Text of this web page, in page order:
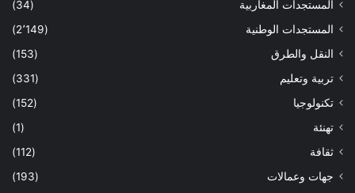
المستجدات المغاربية
(34)
المستجدات الوطنية
(2٬149)
النقل والطرق
(153)
تربية وتعليم
(331)
تكنولوجيا
(152)
تهنئة
(1)
ثقافة
(112)
جهات وعمالات
(193)